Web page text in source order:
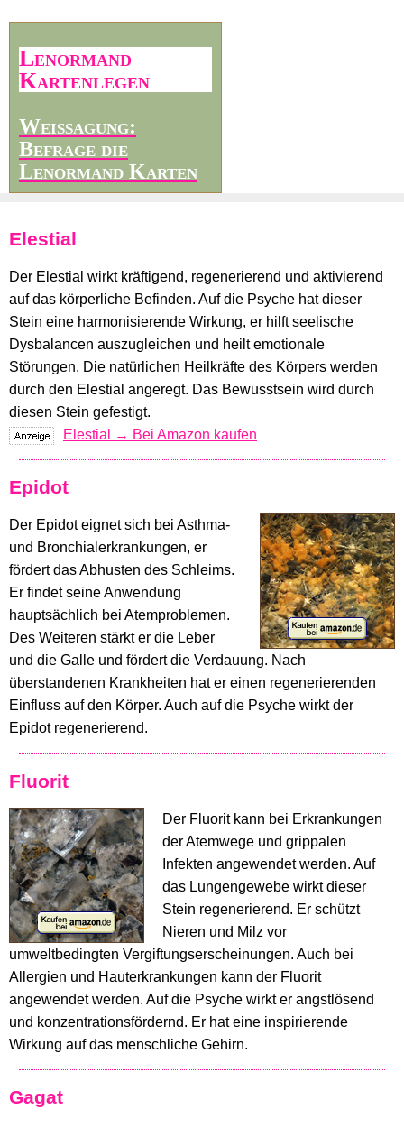
Lenormand
Kartenlegen
Weissagung:
Befrage die
Lenormand Karten
Elestial
Der Elestial wirkt kräftigend, regenerierend und aktivierend
auf das körperliche Befinden. Auf die Psyche hat dieser
Stein eine harmonisierende Wirkung, er hilft seelische
Dysbalancen auszugleichen und heilt emotionale
Störungen. Die natürlichen Heilkräfte des Körpers werden
durch den Elestial angeregt. Das Bewusstsein wird durch
diesen Stein gefestigt.
Elestial → Bei Amazon kaufen
Epidot
Der Epidot eignet sich bei Asthma-
und Bronchialerkrankungen, er
fördert das Abhusten des Schleims.
Er findet seine Anwendung
hauptsächlich bei Atemproblemen.
Des Weiteren stärkt er die Leber
und die Galle und fördert die Verdauung. Nach
überstandenen Krankheiten hat er einen regenerierenden
Einfluss auf den Körper. Auch auf die Psyche wirkt der
Epidot regenerierend.
Fluorit
Der Fluorit kann bei Erkrankungen
der Atemwege und grippalen
Infekten angewendet werden. Auf
das Lungengewebe wirkt dieser
Stein regenerierend. Er schützt
Nieren und Milz vor
umweltbedingten Vergiftungserscheinungen. Auch bei
Allergien und Hauterkrankungen kann der Fluorit
angewendet werden. Auf die Psyche wirkt er angstlösend
und konzentrationsfördernd. Er hat eine inspirierende
Wirkung auf das menschliche Gehirn.
Gagat